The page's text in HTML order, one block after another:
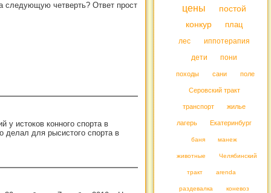
следующую четверть? Ответ прост
у истоков конного спорта в
делал для рысистого спорта в
цены
постой
конкур
плац
лес
иппотерапия
дети
пони
походы сани поле
Серовский тракт
транспорт жилье
лагерь Екатеринбург
баня манеж
животные Челябинский
тракт arenda
раздевалка коневоз